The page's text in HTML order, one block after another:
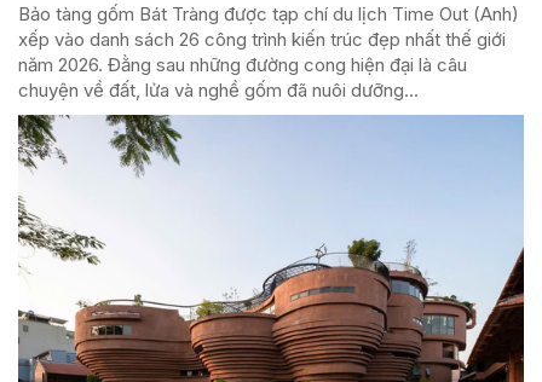
Bảo tàng gốm Bát Tràng được tạp chí du lịch Time Out (Anh)
xếp vào danh sách 26 công trình kiến trúc đẹp nhất thế giới
năm 2026. Đằng sau những đường cong hiện đại là câu
chuyện về đất, lửa và nghề gốm đã nuôi dưỡng...